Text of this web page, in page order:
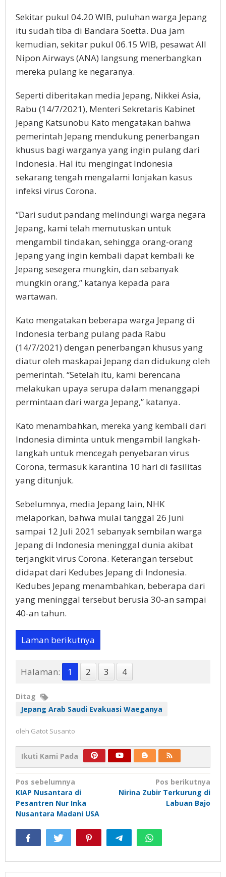
Sekitar pukul 04.20 WIB, puluhan warga Jepang
itu sudah tiba di Bandara Soetta. Dua jam
kemudian, sekitar pukul 06.15 WIB, pesawat All
Nipon Airways (ANA) langsung menerbangkan
mereka pulang ke negaranya.
Seperti diberitakan media Jepang, Nikkei Asia,
Rabu (14/7/2021), Menteri Sekretaris Kabinet
Jepang Katsunobu Kato mengatakan bahwa
pemerintah Jepang mendukung penerbangan
khusus bagi warganya yang ingin pulang dari
Indonesia. Hal itu mengingat Indonesia
sekarang tengah mengalami lonjakan kasus
infeksi virus Corona.
“Dari sudut pandang melindungi warga negara
Jepang, kami telah memutuskan untuk
mengambil tindakan, sehingga orang-orang
Jepang yang ingin kembali dapat kembali ke
Jepang sesegera mungkin, dan sebanyak
mungkin orang,” katanya kepada para
wartawan.
Kato mengatakan beberapa warga Jepang di
Indonesia terbang pulang pada Rabu
(14/7/2021) dengan penerbangan khusus yang
diatur oleh maskapai Jepang dan didukung oleh
pemerintah. “Setelah itu, kami berencana
melakukan upaya serupa dalam menanggapi
permintaan dari warga Jepang,” katanya.
Kato menambahkan, mereka yang kembali dari
Indonesia diminta untuk mengambil langkah-
langkah untuk mencegah penyebaran virus
Corona, termasuk karantina 10 hari di fasilitas
yang ditunjuk.
Sebelumnya, media Jepang lain, NHK
melaporkan, bahwa mulai tanggal 26 Juni
sampai 12 Juli 2021 sebanyak sembilan warga
Jepang di Indonesia meninggal dunia akibat
terjangkit virus Corona. Keterangan tersebut
didapat dari Kedubes Jepang di Indonesia.
Kedubes Jepang menambahkan, beberapa dari
yang meninggal tersebut berusia 30-an sampai
40-an tahun.
Laman berikutnya
Halaman: 1 2 3 4
Ditag
Jepang Arab Saudi Evakuasi Waeganya
oleh Gatot Susanto
Ikuti Kami Pada
Navigasi
pos
Pos sebelumnya
KIAP Nusantara di
Pesantren Nur Inka
Nusantara Madani USA
Pos berikutnya
Nirina Zubir Terkurung di
Labuan Bajo